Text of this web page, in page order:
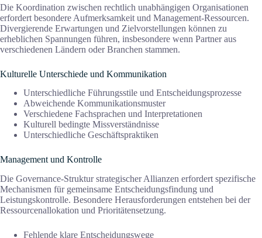
Die Koordination zwischen rechtlich unabhängigen Organisationen
erfordert besondere Aufmerksamkeit und Management-Ressourcen.
Divergierende Erwartungen und Zielvorstellungen können zu
erheblichen Spannungen führen, insbesondere wenn Partner aus
verschiedenen Ländern oder Branchen stammen.
Kulturelle Unterschiede und Kommunikation
Unterschiedliche Führungsstile und Entscheidungsprozesse
Abweichende Kommunikationsmuster
Verschiedene Fachsprachen und Interpretationen
Kulturell bedingte Missverständnisse
Unterschiedliche Geschäftspraktiken
Management und Kontrolle
Die Governance-Struktur strategischer Allianzen erfordert spezifische
Mechanismen für gemeinsame Entscheidungsfindung und
Leistungskontrolle. Besondere Herausforderungen entstehen bei der
Ressourcenallokation und Prioritätensetzung.
Fehlende klare Entscheidungswege